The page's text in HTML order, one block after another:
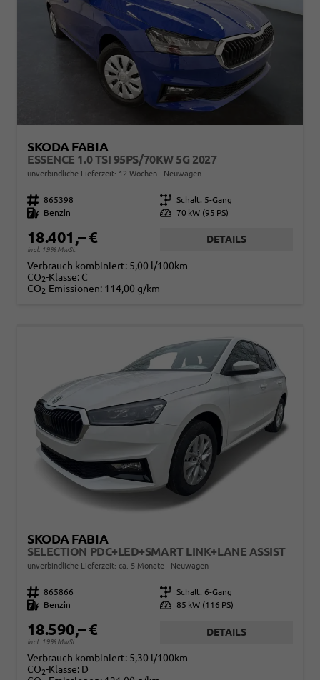
SKODA FABIA
ESSENCE 1.0 TSI 95PS/70KW 5G 2027
unverbindliche Lieferzeit: 12 Wochen Neuwagen
Fahrzeugnr. 865398 Getriebe Schalt. 5-Gang
Kraftstoff
Benzin Leistung 70 kW (95 PS)
18.401,– €
incl. 19% MwSt.
DETAILS
Verbrauch kombiniert: 5,00 l/100km
CO2-Klasse: C
CO2-Emissionen: 114,00 g/km
SKODA FABIA
SELECTION PDC+LED+SMART LINK+LANE ASSIST
unverbindliche Lieferzeit: ca. 5 Monate Neuwagen
Fahrzeugnr. 865866 Getriebe Schalt. 6-Gang
Kraftstoff
Benzin Leistung 85 kW (116 PS)
18.590,– €
incl. 19% MwSt.
DETAILS
Verbrauch kombiniert: 5,30 l/100km
CO2-Klasse: D